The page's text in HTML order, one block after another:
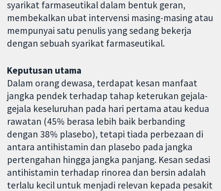
syarikat farmaseutikal dalam bentuk geran,
membekalkan ubat intervensi masing-masing atau
mempunyai satu penulis yang sedang bekerja
dengan sebuah syarikat farmaseutikal.
Keputusan utama
Dalam orang dewasa, terdapat kesan manfaat
jangka pendek terhadap tahap keterukan gejala-
gejala keseluruhan pada hari pertama atau kedua
rawatan (45% berasa lebih baik berbanding
dengan 38% plasebo), tetapi tiada perbezaan di
antara antihistamin dan plasebo pada jangka
pertengahan hingga jangka panjang. Kesan sedasi
antihistamin terhadap rinorea dan bersin adalah
terlalu kecil untuk menjadi relevan kepada pesakit